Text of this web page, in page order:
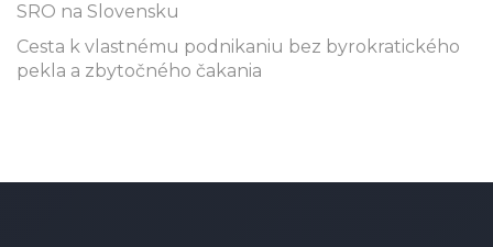
SRO na Slovensku
Cesta k vlastnému podnikaniu bez byrokratického
pekla a zbytočného čakania